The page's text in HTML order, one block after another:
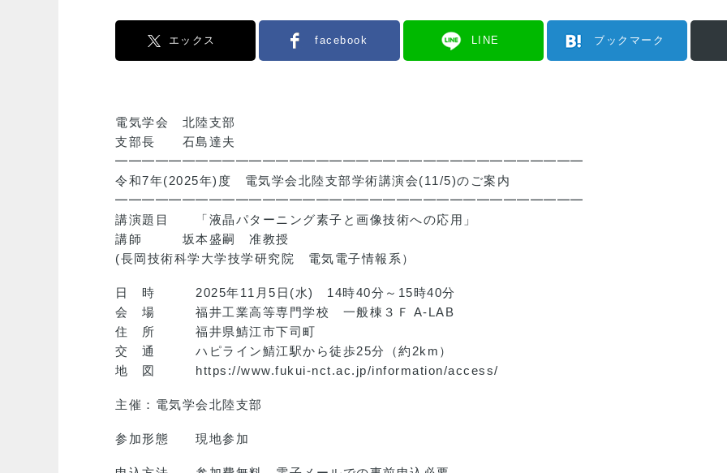
エックス facebook LINE ブックマーク
電気学会 北陸支部
支部長 石島達夫
━━━━━━━━━━━━━━━━━━━━━━━━━━━━━━━━━━━
令和7年(2025年)度 電気学会北陸支部学術講演会(11/5)のご案内
━━━━━━━━━━━━━━━━━━━━━━━━━━━━━━━━━━━
講演題目 「液晶パターニング素子と画像技術への応用」
講師 坂本盛嗣 准教授
(長岡技術科学大学技学研究院 電気電子情報系）
日 時 2025年11月5日(水) 14時40分～15時40分
会 場 福井工業高等専門学校 一般棟３Ｆ A-LAB
住 所 福井県鯖江市下司町
交 通 ハピライン鯖江駅から徒歩25分（約2km）
地 図 https://www.fukui-nct.ac.jp/information/access/
主催：電気学会北陸支部
参加形態 現地参加